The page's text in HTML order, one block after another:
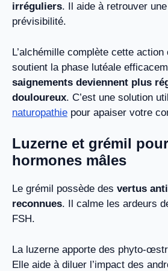
irréguliers. Il aide à retrouver
prévisibilité.
L’alchémille complète cette
soutient la phase lutéale
saignements deviennent plus
douloureux. C’est une solution
naturopathie pour apaiser votre
Luzerne et grémil
hormones mâles
Le grémil possède des vertus
reconnues. Il calme les ardeurs
FSH.
La luzerne apporte des phyto-
Elle aide à diluer l’impact des